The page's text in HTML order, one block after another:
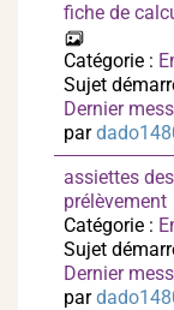
fiche de
Catégorie :
Sujet
Dernier
par
assiettes
prélèvement
Catégorie :
Sujet
Dernier
par